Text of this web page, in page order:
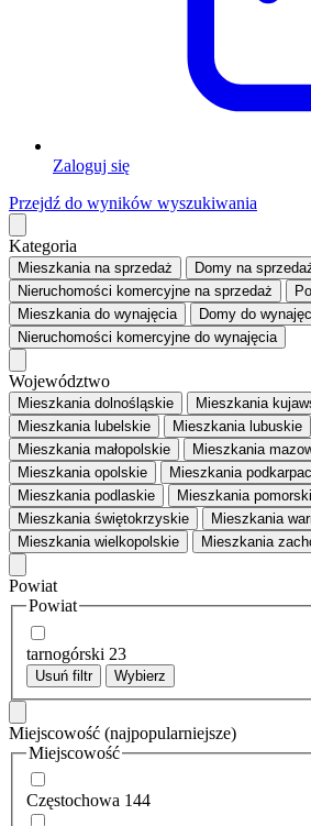
Zaloguj się
Przejdź do wyników wyszukiwania
Kategoria
Mieszkaniana sprzedaż Domy na
Nieruchomości komercyjne na sprzedaż
Mieszkaniado wynajęcia Domy do
Nieruchomości komercyjne do wynajęcia
Województwo
Mieszkania dolnośląskie
Mieszkania
Mieszkania lubelskie
Mieszkania lubuskie
Mieszkania małopolskie
Mieszkania
Mieszkania opolskie
Mieszkania
Mieszkania podlaskie
Mieszkania
Mieszkania świętokrzyskie
Mieszkania
Mieszkania wielkopolskie
Mieszkania
Powiat
Powiat
tarnogórski 23
Usuń filtr Wybierz
Miejscowość (najpopularniejsze)
Miejscowość
Częstochowa 144